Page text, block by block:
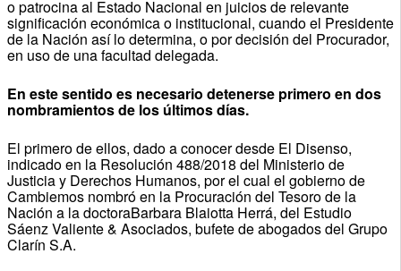
o patrocina al Estado Nacional en juicios de relevante
significación económica o institucional, cuando el Presidente
de la Nación así lo determina, o por decisión del Procurador,
en uso de una facultad delegada.
En este sentido es necesario detenerse primero en dos
nombramientos de los últimos días.
El primero de ellos, dado a conocer desde El Disenso,
indicado en la Resolución 488/2018 del Ministerio de
Justicia y Derechos Humanos, por el cual el gobierno de
Cambiemos nombró en la Procuración del Tesoro de la
Nación a la doctoraBarbara Blaiotta Herrá, del Estudio
Sáenz Valiente & Asociados, bufete de abogados del Grupo
Clarín S.A.